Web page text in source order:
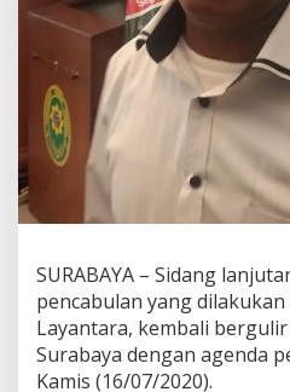
P
e
n
y
d
i
k
a
k
s
i
T
e
SURABAYA – Sidang
pencabulan yang
Layantara, kembali
Surabaya dengan agenda
Kamis (16/07/2020).